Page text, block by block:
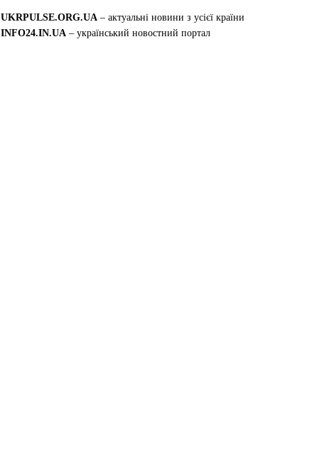
UKRPULSE.ORG.UA – актуальні новини з усієї країни
INFO24.IN.UA – український новостний портал